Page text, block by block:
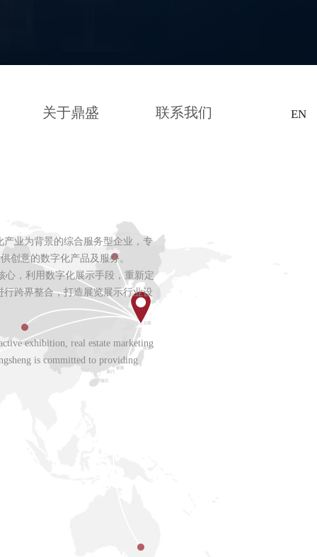
关于鼎盛 联系我们 EN
业为背景的综合服务型企业，专
创意的数字化产品及服务。
心，利用数字化展示手段，重新定
跨界整合，打造展览展示行业设
exhibition, real estate marketing
is committed to providing